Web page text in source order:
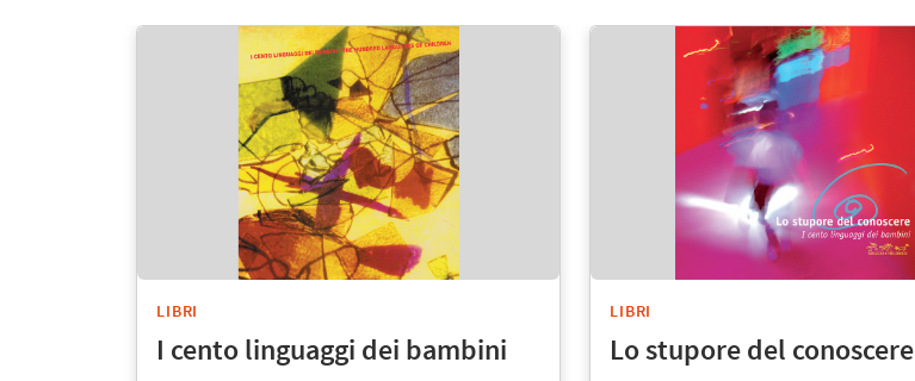
LIBRI
I cento linguaggi dei bambini
LIBRI
Lo stupore del conoscere